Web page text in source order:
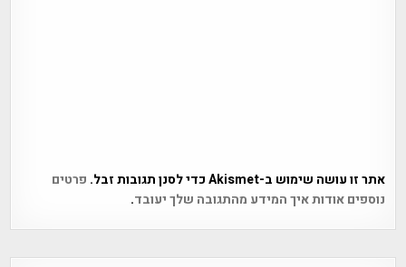
אתר זו עושה שימוש ב-Akismet כדי לסנן תגובות זבל.
פרטים
נוספים אודות איך המידע מהתגובה שלך יעובד.